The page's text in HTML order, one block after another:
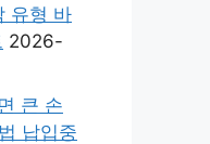
유형 바
2026-
큰 손
납입중